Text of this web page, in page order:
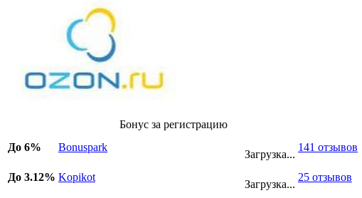
Бонус за регистрацию
До 6%
Bonuspark
Загрузка...
141 отзывов
До 3.12% Kopikot
Загрузка...
25 отзывов